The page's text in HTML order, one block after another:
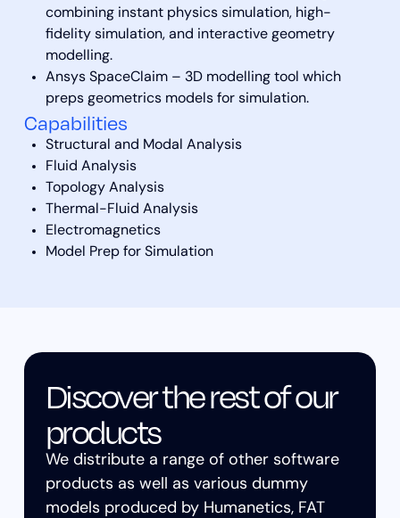
combining instant physics simulation, high-
fidelity simulation, and interactive geometry
modelling.
Ansys SpaceClaim – 3D modelling tool which
preps geometrics models for simulation.
Capabilities
Structural and Modal Analysis
Fluid Analysis
Topology Analysis
Thermal-Fluid Analysis
Electromagnetics
Model Prep for Simulation
Discover the rest of our
products
We distribute a range of other software
products as well as various dummy
models produced by Humanetics, FAT